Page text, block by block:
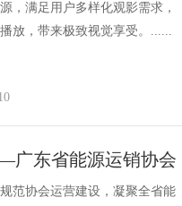
，满足用户多样化观影需求，
放，带来极致视觉享受。......
广东省能源运销协会
范协会运营建设，凝聚全省能